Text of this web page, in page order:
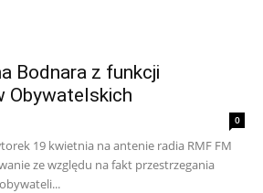
Bodnara z funkcji
Obywatelskich
0
19 kwietnia na antenie radia RMF FM
ze względu na fakt przestrzegania